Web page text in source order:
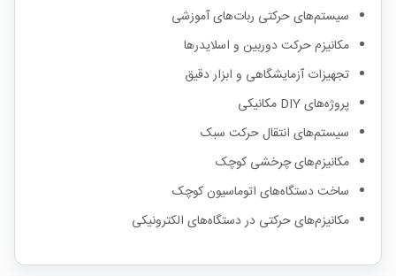
سیستم‌های حرکتی ربات‌های آموزشی
مکانیزم حرکت دوربین و اسلایدرها
تجهیزات آزمایشگاهی و ابزار دقیق
پروژه‌های DIY مکانیکی
سیستم‌های انتقال حرکت سبک
مکانیزم‌های چرخشی کوچک
ساخت دستگاه‌های اتوماسیون کوچک
مکانیزم‌های حرکتی در دستگاه‌های الکترونیکی